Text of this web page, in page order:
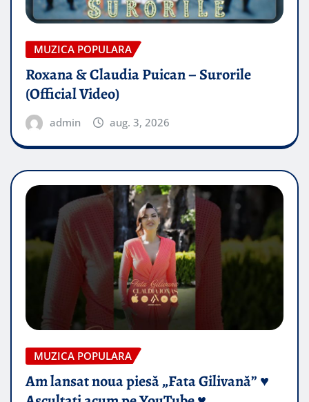
MUZICA POPULARA
Roxana & Claudia Puican – Surorile
(Official Video)
admin aug. 3, 2026
MUZICA POPULARA
Am lansat noua piesă „Fata Gilivană” ♥️